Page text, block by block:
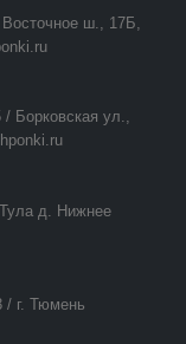
ш., 17Б,
/ Борковская ул.,
д. Нижнее
/ г. Тюмень